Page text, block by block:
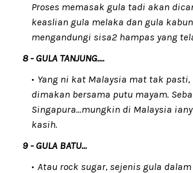
Proses memasak gula tadi akan
keaslian gula melaka dan gula
mengandungi sisa2 hampas yang
8 - GULA TANJUNG....
Yang ni kat Malaysia mat tak
dimakan bersama putu mayam.
Singapura...mungkin di Malaysia
kasih.
9 - GULA BATU...
Atau rock sugar, sejenis gula